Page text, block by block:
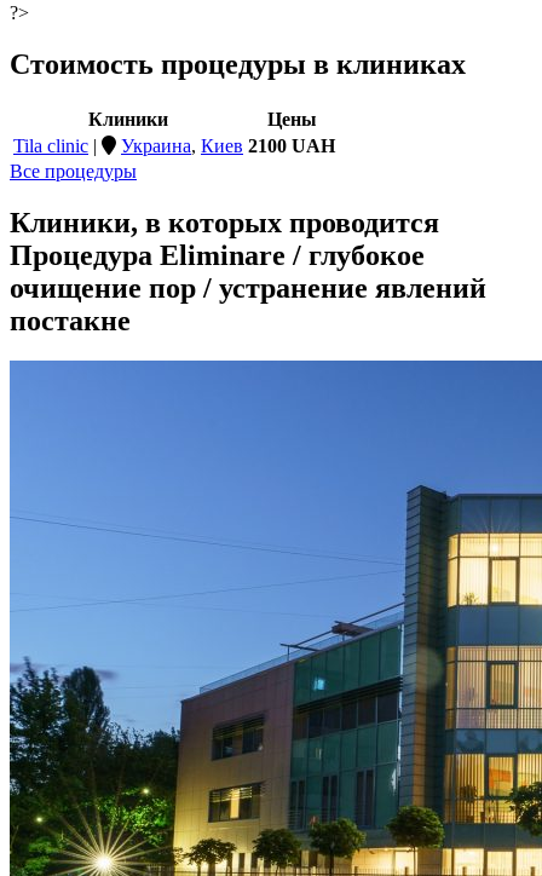
?>
Стоимость процедуры в клиниках
Клиники
Цены
Tila clinic | Украина, Киев 2100 UAH
Все процедуры
Клиники, в которых проводится
Процедура Eliminare / глубокое
очищение пор / устранение явлений
постакне